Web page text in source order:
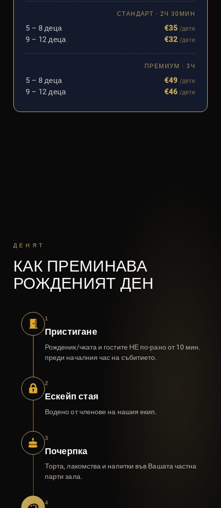
СТАНДАРТ · 2Ч 30МИН
5 – 8 деца €35 /дете
9 – 12 деца €32 /дете
ПРЕМИУМ · 3Ч
5 – 8 деца €49 /дете
9 – 12 деца €46 /дете
ДЕНЯТ
КАК ПРЕМИНАВА
РОЖДЕНИЯТ ДЕН
1
Пристигане
Рожденик/чката и гостите НЕ по-рано от 10 мин.
преди началния час на събитието.
2
Ескейп стая
Водено от членове на нашия екип.
3
Почерпка
Торта, лакомства и напитки във Вашата частна
парти зала.
4